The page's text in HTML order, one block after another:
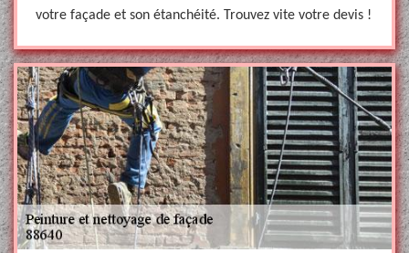
votre façade et son étanchéité. Trouvez vite votre devis !